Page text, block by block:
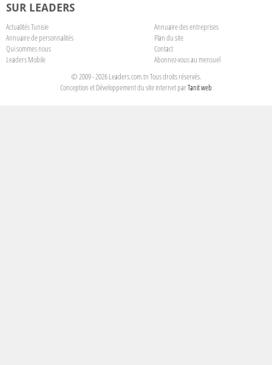
SUR LEADERS
Actualités Tunisie
Annuaire des entreprises
Annuaire de personnalités
Plan du site
Qui sommes nous
Contact
Leaders Mobile
Abonnez-vous au mensuel
© 2009 - 2026 Leaders.com.tn Tous droits réservés.
Conception et Développement du site internet parTanit web